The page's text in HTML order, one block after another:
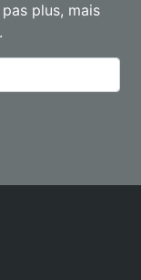
plus, mais